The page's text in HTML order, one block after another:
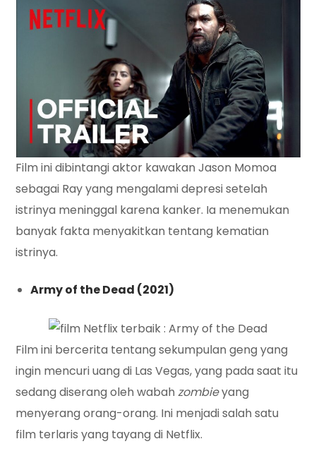
Film ini dibintangi aktor kawakan Jason Momoa
sebagai Ray yang mengalami depresi setelah
istrinya meninggal karena kanker. Ia menemukan
banyak fakta menyakitkan tentang kematian
istrinya.
Army of the Dead (2021)
Film ini bercerita tentang sekumpulan geng yang
ingin mencuri uang di Las Vegas, yang pada saat itu
sedang diserang oleh wabah zombieyang
menyerang orang-orang. Ini menjadi salah satu
film terlaris yang tayang di Netflix.